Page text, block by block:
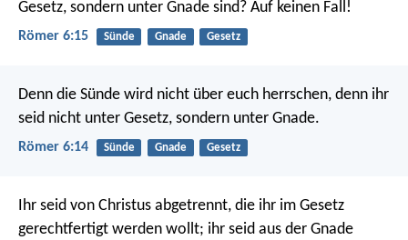
Gesetz, sondern unter Gnade sind? Auf keinen Fall!
Römer 6:15 Sünde Gnade Gesetz
Denn die Sünde wird nicht über euch herrschen, denn ihr
seid nicht unter Gesetz, sondern unter Gnade.
Römer 6:14 Sünde Gnade Gesetz
Ihr seid von Christus abgetrennt, die ihr im Gesetz
gerechtfertigt werden wollt; ihr seid aus der Gnade